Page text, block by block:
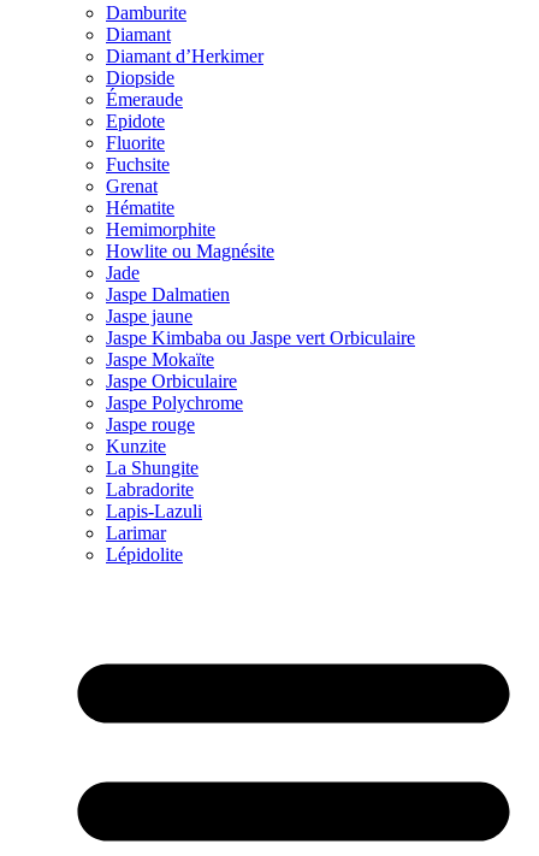
Damburite
Diamant
Diamant d’Herkimer
Diopside
Émeraude
Epidote
Fluorite
Fuchsite
Grenat
Hématite
Hemimorphite
Howlite ou Magnésite
Jade
Jaspe Dalmatien
Jaspe jaune
Jaspe Kimbaba ou Jaspe vert Orbiculaire
Jaspe Mokaïte
Jaspe Orbiculaire
Jaspe Polychrome
Jaspe rouge
Kunzite
La Shungite
Labradorite
Lapis-Lazuli
Larimar
Lépidolite